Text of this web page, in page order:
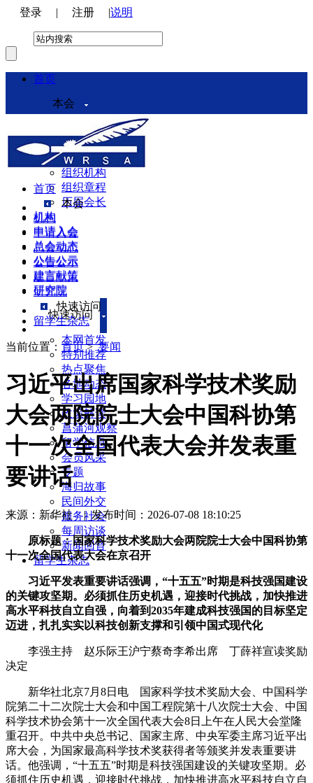
登录 | 注册 |说明
首页
本会
本会介绍
领导机构
理事会
组织机构
组织章程
历届会长
机构
申请入会
总会动态
公告公示
建言献策
研究院
快速访问
本网首发
特别推荐
热点聚焦
各地动态
学习园地
政策解读
菖蒲河观察
留学信息
会员风采
专题
海归故事
民间外交
服务社会
每周访谈
新闻回音
留学生杂志
首页
本会
机构
申请入会
总会动态
公告公示
建言献策
研究院
快速访问
留学生杂志
当前位置： 首页>要闻
习近平出席国家科学技术奖励
大会两院院士大会中国科协第
十一次全国代表大会并发表重
要讲话
来源：新华社 |发布时间：2026-07-08 18:10:25
原标题：国家科学技术奖励大会两院院士大会中国科协第
十一次全国代表大会在京召开
习近平发表重要讲话强调，“十五五”时期是科技强国建设
的关键攻坚期。必须抓住历史机遇，迎接时代挑战，加快推进
高水平科技自立自强，向着到2035年建成科技强国的目标坚定
迈进，扎扎实实以科技创新支撑和引领中国式现代化
李强主持 赵乐际王沪宁蔡奇李希出席 丁薛祥宣读奖励
决定
新华社北京7月8日电 国家科学技术奖励大会、中国科学
院第二十二次院士大会和中国工程院第十八次院士大会、中国
科学技术协会第十一次全国代表大会8日上午在人民大会堂隆
重召开。中共中央总书记、国家主席、中央军委主席习近平出
席大会，为国家最高科学技术奖获得者等颁奖并发表重要讲
话。他强调，“十五五”时期是科技强国建设的关键攻坚期。必
须抓住历史机遇，迎接时代挑战，加快推进高水平科技自立自